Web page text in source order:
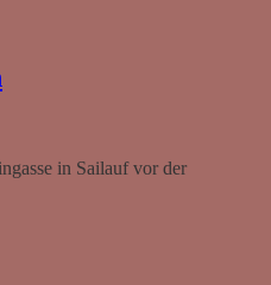
in Sailauf vor der